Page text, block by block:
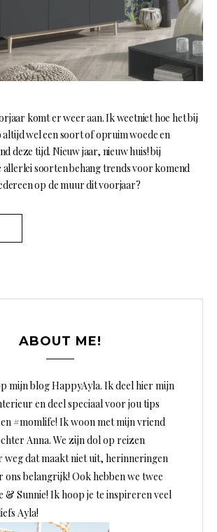
komt er weer aan. Ik weetniet hoe het bij
wel een soort of opruim woede en
deze tijd. Nieuw jaar, nieuw huis! bij
allerlei soorten behang trends voor komend
op de muur dit voorjaar?
ABOUT ME!
mijn blog HappyAyla. Ik deel hier mijn
en deel speciaal voor jou tips
#momlife! Ik woon met mijn vriend
Anna. We zijn dol op reizen
weg dat maakt niet uit, herinneringen
ons belangrijk! Ook hebben we twee
& Sunnie! Ik hoop je te inspireren veel
Ayla!